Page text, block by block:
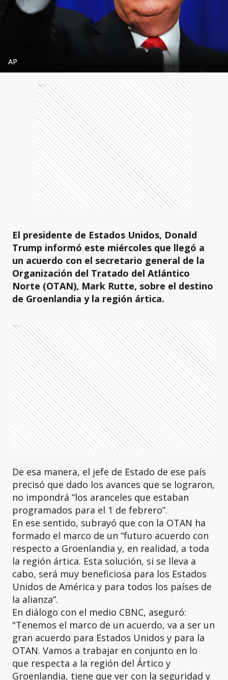
AP
Ads
El presidente de Estados Unidos, Donald
Trump informó este miércoles que llegó a
un acuerdo con el secretario general de la
Organización del Tratado del Atlántico
Norte (OTAN), Mark Rutte, sobre el destino
de Groenlandia y la región ártica.
Ads
De esa manera, el jefe de Estado de ese país
precisó que dado los avances que se lograron,
no impondrá “los aranceles que estaban
programados para el 1 de febrero”.
En ese sentido, subrayó que con la OTAN ha
formado el marco de un “futuro acuerdo con
respecto a Groenlandia y, en realidad, a toda
la región ártica. Esta solución, si se lleva a
cabo, será muy beneficiosa para los Estados
Unidos de América y para todos los países de
la alianza”.
En diálogo con el medio CBNC, aseguró:
"Tenemos el marco de un acuerdo, va a ser un
gran acuerdo para Estados Unidos y para la
OTAN. Vamos a trabajar en conjunto en lo
que respecta a la región del Ártico y
Groenlandia, tiene que ver con la seguridad y